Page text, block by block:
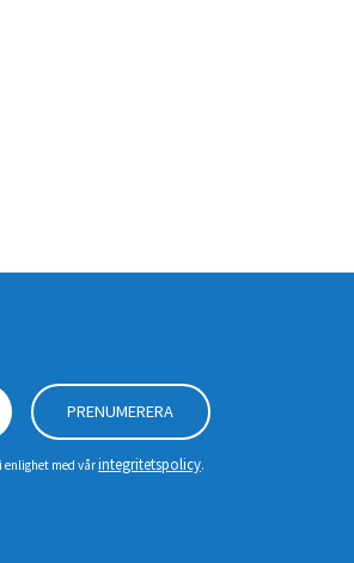
PRENUMERERA
enlighet med vårintegritetspolicy.